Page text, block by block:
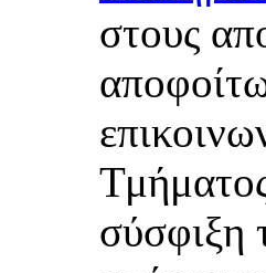
στους
σύσφιξη